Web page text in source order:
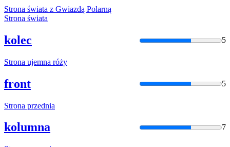
Strona świata z Gwiazdą Polarną
Strona świata
kolec 5
Strona ujemna róży
front 5
Strona przednia
kolumna 7